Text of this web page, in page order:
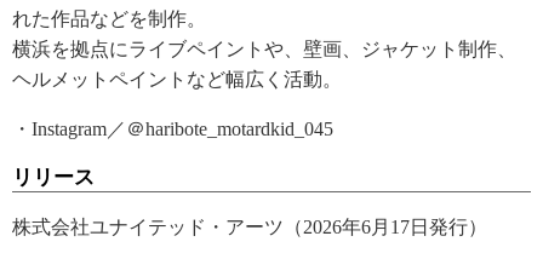
れた作品などを制作。
横浜を拠点にライブペイントや、壁画、ジャケット制作、
ヘルメットペイントなど幅広く活動。
・Instagram／＠haribote_motardkid_045
リリース
株式会社ユナイテッド・アーツ（2026年6月17日発行）